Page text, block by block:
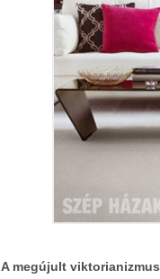
A megújult viktorianizmus